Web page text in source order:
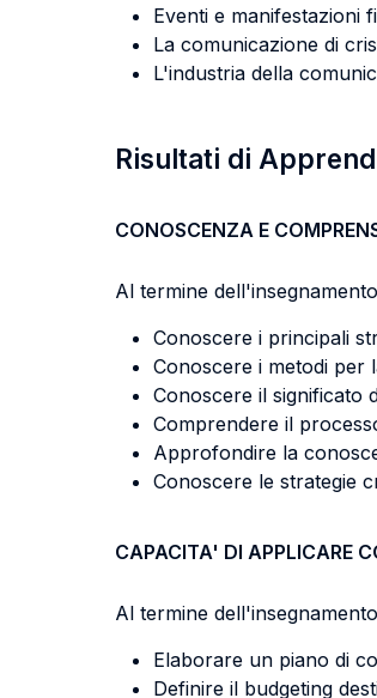
Eventi e manifestazioni
La comunicazione di
L'industria della
Risultati di
CONOSCENZA E
Al termine
Conoscere i principali
Conoscere i metodi per
Conoscere il significato
Comprendere il
Approfondire la
Conoscere le strategie
CAPACITA' DI APPLICARE
Al termine
Elaborare un piano di
Definire il budgeting